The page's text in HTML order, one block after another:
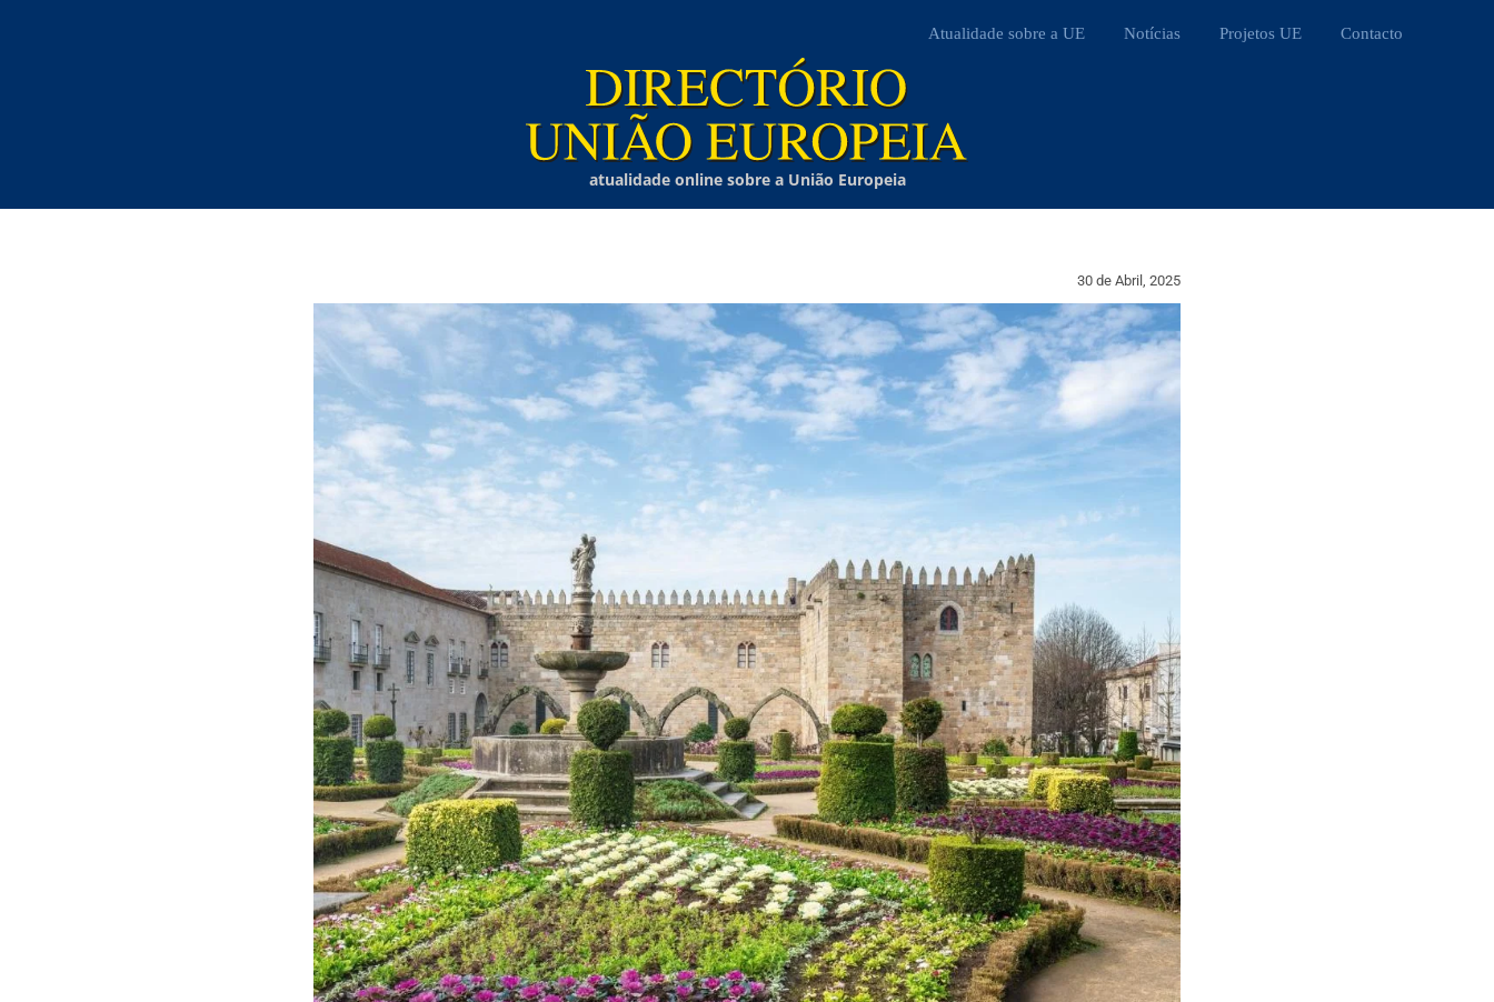
Atualidade sobre a UE Notícias Projetos UE Contacto
atualidade online sobre a União Europeia
30 de Abril, 2025